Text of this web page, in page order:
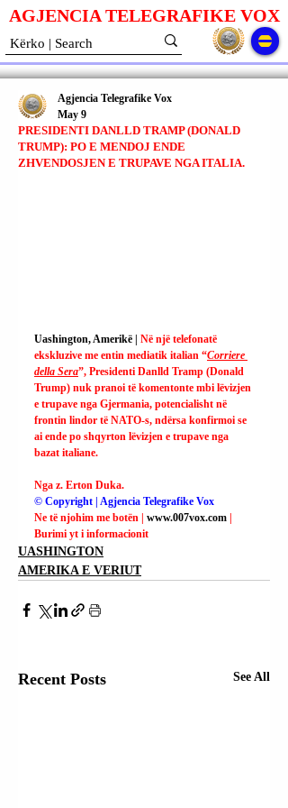
AGJENCIA TELEGRAFIKE VOX
PRESIDENTI DANLLD TRAMP (DONALD
TRUMP): PO E MENDOJ ENDE
ZHVENDOSJEN E TRUPAVE NGA ITALIA.
Agjencia Telegrafike Vox
May 9
Uashington, Amerikë | Në një telefonatë
ekskluzive me entin mediatik italian “Corriere
della Sera”, Presidenti Danlld Tramp (Donald
Trump) nuk pranoi të komentonte mbi lëvizjen
e trupave nga Gjermania, potencialisht në
frontin lindor të NATO-s, ndërsa konfirmoi se
ai ende po shqyrton lëvizjen e trupave nga
bazat italiane.
Nga z. Erton Duka.
© Copyright | Agjencia Telegrafike Vox
Ne të njohim me botën | www.007vox.com |
Burimi yt i informacionit
UASHINGTON
AMERIKA E VERIUT
Recent Posts See All